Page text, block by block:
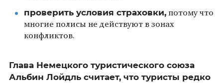
проверить условия страховки,потому что
многие полисы не действуют в зонах
конфликтов.
Глава Немецкого туристического союза
Альбин Лойдль считает, что туристы редко